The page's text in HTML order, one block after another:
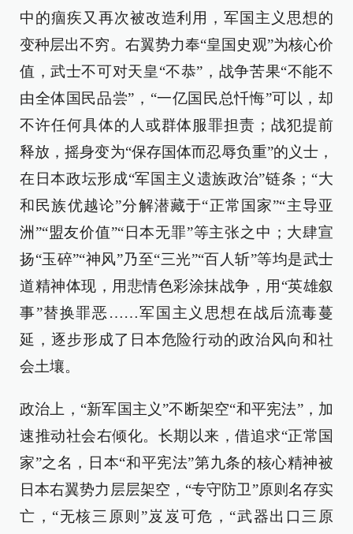
中的痼疾又再次被改造利用，军国主义思想的
变种层出不穷。右翼势力奉“皇国史观”为核心价
值，武士不可对天皇“不恭”，战争苦果“不能不
由全体国民品尝”，“一亿国民总忏悔”可以，却
不许任何具体的人或群体服罪担责；战犯提前
释放，摇身变为“保存国体而忍辱负重”的义士，
在日本政坛形成“军国主义遗族政治”链条；“大
和民族优越论”分解潜藏于“正常国家”“主导亚
洲”“盟友价值”“日本无罪”等主张之中；大肆宣
扬“玉碎”“神风”乃至“三光”“百人斩”等均是武士
道精神体现，用悲情色彩涂抹战争，用“英雄叙
事”替换罪恶……军国主义思想在战后流毒蔓
延，逐步形成了日本危险行动的政治风向和社
会土壤。
政治上，“新军国主义”不断架空“和平宪法”，加
速推动社会右倾化。长期以来，借追求“正常国
家”之名，日本“和平宪法”第九条的核心精神被
日本右翼势力层层架空，“专守防卫”原则名存实
亡，“无核三原则”岌岌可危，“武器出口三原